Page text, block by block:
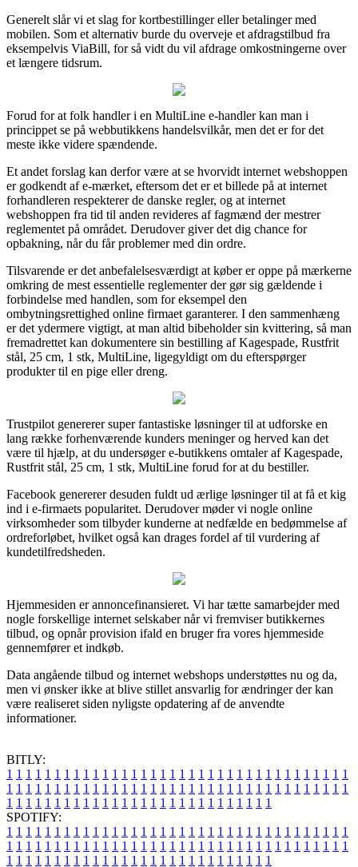
Generelt slår vi et slag for kortbestillinger eller betalinger med
mobilen. Som et alternativ burde du overveje et afdragstilbud fra
eksempelvis ViaBill, for så vidt du vil afdrage omkostningerne over
et længere tidsrum.
Forud for at folk handler i en MultiLine e-handler kan man i
princippet se på webbutikkens handelsvilkår, men det er for det
meste ikke videre spændende.
Et andet forslag kan derfor være at se hvorvidt internet webshoppen
er godkendt af e-mærket, eftersom det er et billede på at internet
forhandleren respekterer de danske regler, og at internet
webshoppen fra tid til anden revideres af fagmænd der mestrer
reglementet på området. Derudover giver det dig chance for
opbakning, når du får problemer med din ordre.
Tilsvarende er det anbefalelsesværdigt at køber er oppe på mærkerne
omkring de mest essentielle reglementer der gør sig gældende i
forbindelse med handlen, som for eksempel den
ombytningsrettighed online firmaet garanterer. I den sammenhæng
er det ydermere vigtigt, at man altid bibeholder sin kvittering, så man
fremadrettet kan dokumentere sin bestilling af Kagespade, Rustfrit
stål, 25 cm, 1 stk, MultiLine, ligegyldigt om du efterspørger
produkter til en pige eller dreng.
Trustpilot genererer super fantastiske løsninger til at udforske en
lang række forhenværende kunders meninger og herved kan det
være til hjælp, at du undersøger e-butikkens omtaler af Kagespade,
Rustfrit stål, 25 cm, 1 stk, MultiLine forud for at du bestiller.
Facebook genererer desuden fuldt ud ærlige løsninger til at få et kig
ind i e-firmaets popularitet. Derudover møder vi nogle online
virksomheder som tilbyder kunderne at nedfælde en bedømmelse af
ordreforløbet, hvilket også kan drages fordel af til vurdering af
kundetilfredsheden.
Hjemmesiden er annoncefinansieret. Vi har tætte samarbejder med
nogle forskellige internet selskaber når vi fremviser butikkernes
tilbud, og opnår provision ifald en bruger fra vores hjemmeside
gennemfører et indkøb.
Data angående tilbud og internet webshops understøttes nu og da,
men vi ønsker ikke at blive stillet ansvarlig for ændringer der kan
være realiseret siden nyligste opdatering af de anvendte
informationer.
BITLY:
1 1 1 1 1 1 1 1 1 1 1 1 1 1 1 1 1 1 1 1 1 1 1 1 1 1 1 1 1 1 1 1 1 1 1 1
1 1 1 1 1 1 1 1 1 1 1 1 1 1 1 1 1 1 1 1 1 1 1 1 1 1 1 1 1 1 1 1 1 1 1 1
1 1 1 1 1 1 1 1 1 1 1 1 1 1 1 1 1 1 1 1 1 1 1 1 1 1 1 1
SPOTIFY:
1 1 1 1 1 1 1 1 1 1 1 1 1 1 1 1 1 1 1 1 1 1 1 1 1 1 1 1 1 1 1 1 1 1 1 1
1 1 1 1 1 1 1 1 1 1 1 1 1 1 1 1 1 1 1 1 1 1 1 1 1 1 1 1 1 1 1 1 1 1 1 1
1 1 1 1 1 1 1 1 1 1 1 1 1 1 1 1 1 1 1 1 1 1 1 1 1 1 1 1